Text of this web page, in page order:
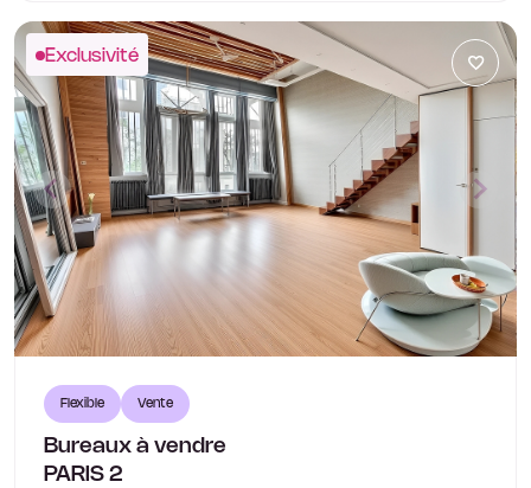
Exclusivité
Flexible Vente
Bureaux à vendre
PARIS 2